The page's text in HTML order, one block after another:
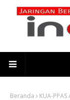
Beranda
KUA-